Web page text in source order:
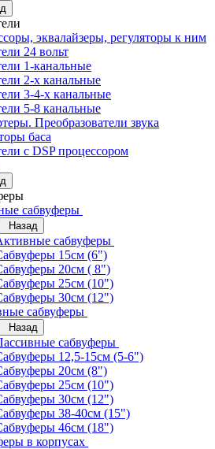
эквалайзеры, регуляторы к ним
24 вольт
1-канальные
2-х канальные
3-4-х канальные
5-8 канальные
Преобразователи звука
баса
с DSP процессором
сабвуферы
Назад
сабвуферы
15см (6")
20см ( 8")
25см (10")
30см (12")
сабвуферы
Назад
сабвуферы
12,5-15см (5-6")
20см (8")
25см (10")
30см (12")
38-40см (15")
46см (18")
в корпусах